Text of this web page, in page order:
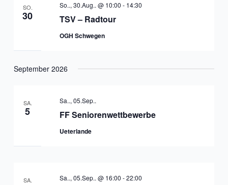
SO.
30 TSV – Radtour
So.., 30.Aug.. @ 10:00 - 14:30
OGH Schwegen
September 2026
SA.
5 FF Seniorenwettbewerbe
Sa.., 05.Sep..
Ueterlande
SA. Sa.., 05.Sep.. @ 16:00 -22:00